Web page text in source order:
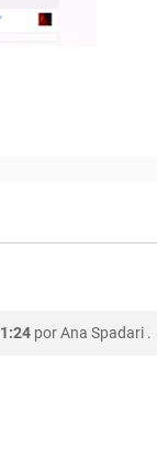
porAna Spadari .